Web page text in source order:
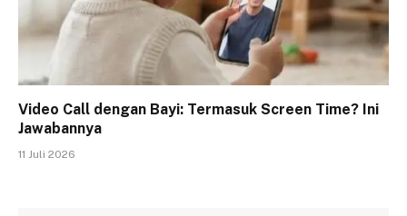
Video Call dengan Bayi: Termasuk Screen Time? Ini
Jawabannya
11 Juli 2026